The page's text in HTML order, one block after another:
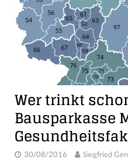
Wer trinkt
Bausparkasse
30/08/2016 Siegfried